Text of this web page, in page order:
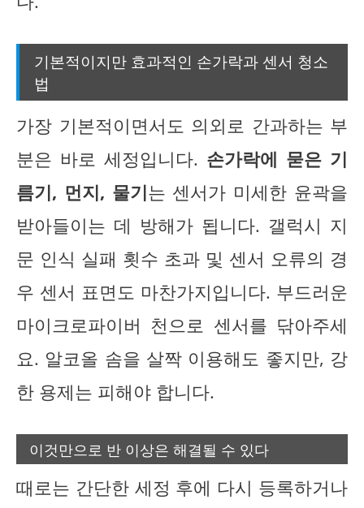
기본적이지만 효과적인 손가락과 센서 청소
법
가장 기본적이면서도 의외로 간과하는 부
분은 바로 세정입니다. 손가락에 묻은 기
름기, 먼지, 물기는 센서가 미세한 윤곽을
받아들이는 데 방해가 됩니다. 갤럭시 지
문 인식 실패 횟수 초과 및 센서 오류의 경
우 센서 표면도 마찬가지입니다. 부드러운
마이크로파이버 천으로 센서를 닦아주세
요. 알코올 솜을 살짝 이용해도 좋지만, 강
한 용제는 피해야 합니다.
이것만으로 반 이상은 해결될 수 있다
때로는 간단한 세정 후에 다시 등록하거나